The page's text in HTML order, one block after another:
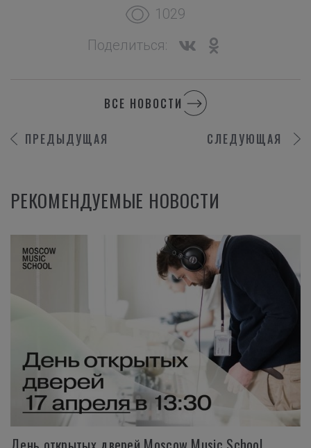
1029
Поделиться:
ПРЕДЫДУЩАЯ
ВСЕ НОВОСТИ
СЛЕДУЮЩАЯ
РЕКОМЕНДУЕМЫЕ НОВОСТИ